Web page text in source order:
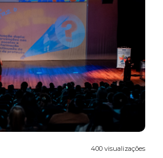
400 visualizações